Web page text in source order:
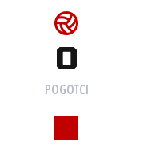
0
POGOTCI